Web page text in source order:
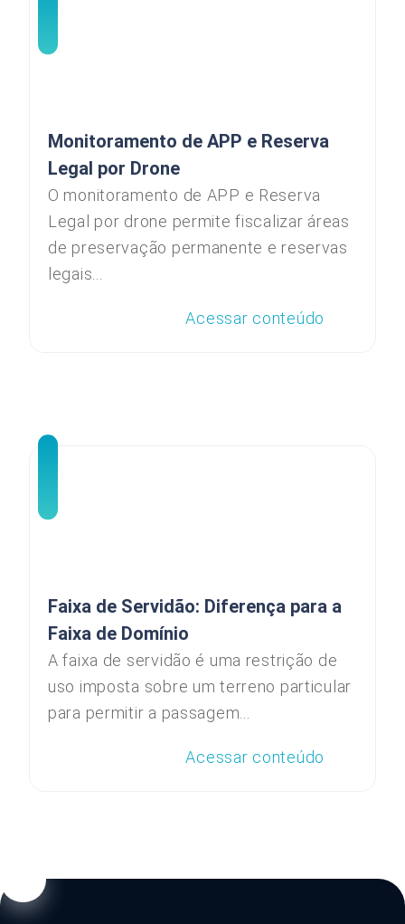
Monitoramento de APP e Reserva
Legal por Drone
O monitoramento de APP e Reserva
Legal por drone permite fiscalizar áreas
de preservação permanente e reservas
legais...
Acessar conteúdo
Faixa de Servidão: Diferença para a
Faixa de Domínio
A faixa de servidão é uma restrição de
uso imposta sobre um terreno particular
para permitir a passagem...
Acessar conteúdo